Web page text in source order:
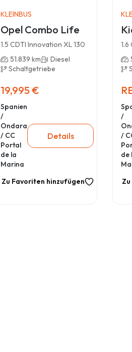
KLEINBUS
Opel Combo Life
1.5 CDTI Innovation XL 130
51.839 km
Diesel
Schaltgetriebe
19,995 €
Spanien
/
Ondara
/ CC
Portal
de la
Marina
Details
Zu Favoriten hinzufügen
1.6
/
/
de